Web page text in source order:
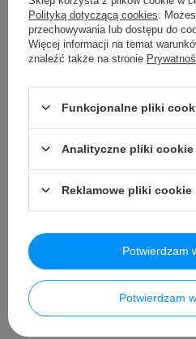
Dodatkowe
Instrukcja +
Zestaw
Ładowarka -
12V1000AH
Kabel MiniJack
Szczegółowe dane
Opinie
Polityką dotyczącą cookies .
przechowywania lub dostępu do
Więcej informacji na temat
znaleźć także na stronie
Funkcjonalne pliki
Analityczne pliki cookie
Reklamowe pliki cookie
Potwierdzam
Potwierdzam